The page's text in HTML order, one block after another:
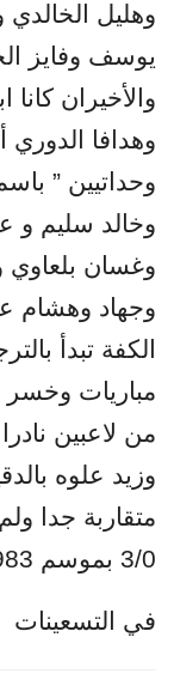
وهليل
يوسف وفايز
والأخيران كانا
وهدافا الدوري
وحداتيين ”
وخالد سليم و
وغسان بلعاوي
وجهاد وهشام
من لاعبين
متقاربة جدا
3/0 بموسم 1983.
في التسعينات